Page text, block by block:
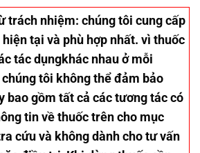
trách nhiệm: chúng tôi cung cấp
tại và phù hợp nhất. vì thuốc
tác dụngkhác nhau ở mỗi
tôi không thể đảm bảo
bao gồm tất cả các tương tác có
tin về thuốc trên cho mục
cứu và không dành cho tư vấn